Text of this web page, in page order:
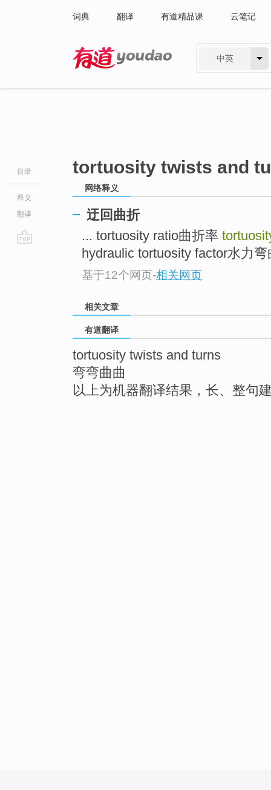
词典 翻译 有道精品课 云笔记
中英
目录
释义
翻译
tortuosity twists and
网络释义
迂回曲折
... tortuosity ratio曲折率
hydraulic tortuosity factor水力
基于12个网页-相关网页
相关文章
有道翻译
tortuosity twists and turns
弯弯曲曲
以上为机器翻译结果，长、整句